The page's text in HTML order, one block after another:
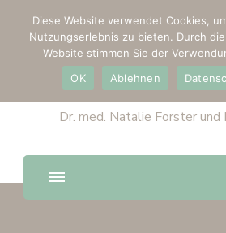
Dr. med. Natalie Forster und
Diese Website verwendet Cookies,
Nutzungserlebnis zu bieten. Durch
Website stimmen Sie der
OK
Ablehnen